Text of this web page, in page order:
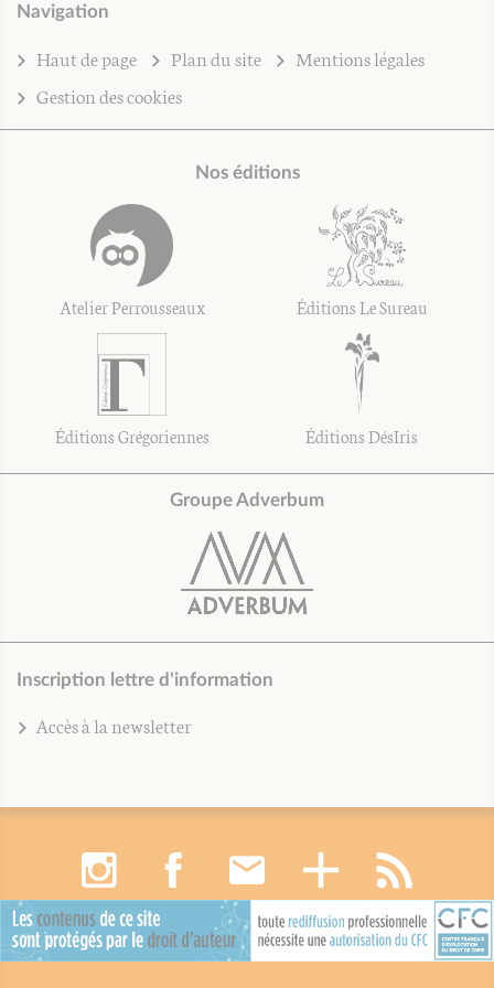
Navigation
Haut de page Plan du site
Mentions légales
Gestion des cookies
Nos éditions
Atelier Perrousseaux Éditions Le Sureau
Éditions Grégoriennes Éditions DésIris
Groupe Adverbum
Inscription lettre d'information
Accès à la newsletter